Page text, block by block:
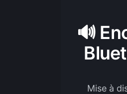
🔊
Mise à